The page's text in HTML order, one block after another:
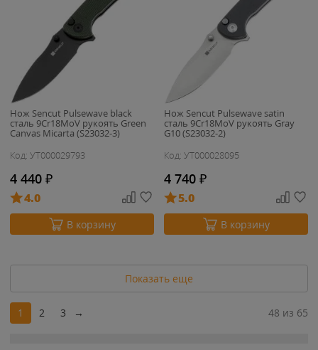
Нож Sencut Pulsewave black
сталь 9Cr18MoV рукоять Green
Canvas Micarta (S23032-3)
Код: УТ000029793
4 440 ₽
4.0
В корзину
Нож Sencut Pulsewave satin
сталь 9Cr18MoV рукоять Gray
G10 (S23032-2)
Код: УТ000028095
4 740 ₽
5.0
В корзину
Показать еще
1 2 3 → 48 из 65